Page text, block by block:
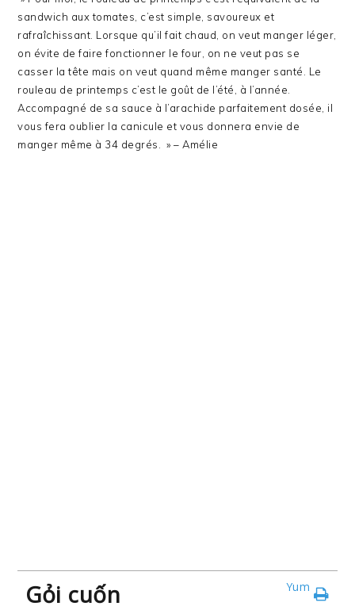
sandwich aux tomates, c’est simple, savoureux et
rafraîchissant. Lorsque qu’il fait chaud, on veut manger léger,
on évite de faire fonctionner le four, on ne veut pas se
casser la tête mais on veut quand même manger santé. Le
rouleau de printemps c’est le goût de l’été, à l’année.
Accompagné de sa sauce à l’arachide parfaitement dosée, il
vous fera oublier la canicule et vous donnera envie de
manger même à 34 degrés. » – Amélie
Gỏi cuốn Yum